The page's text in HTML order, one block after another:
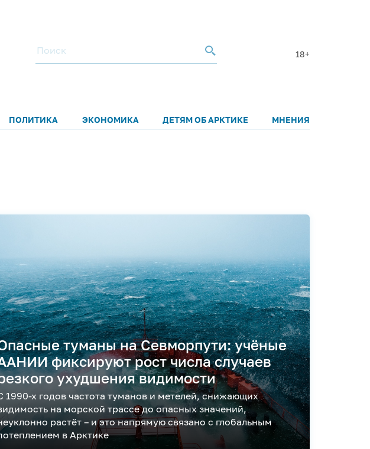
18+
ПОЛИТИКА ЭКОНОМИКА ДЕТЯМ ОБ АРКТИКЕ МНЕНИЯ
туманы на Севморпути: учёные
фиксируют рост числа случаев
ухудшения видимости
1990-х годов частота туманов и метелей, снижающих
на морской трассе до опасных значений,
растёт – и это напрямую связано с глобальным
в Арктике